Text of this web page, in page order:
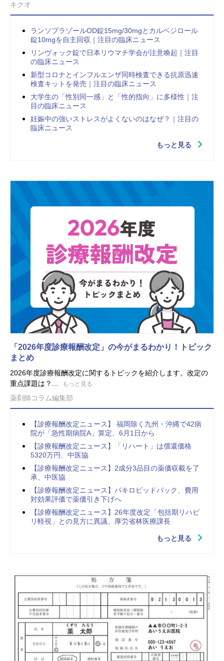
キクオ
ランソプラゾールOD錠15mg/30mgとカルベジロール
錠10mgを自主回収｜注目の臨床ニュース
リンヴォック錠で日本リウマチ学会が注意喚起｜注目
の臨床ニュース
新型コロナとインフルエンザ同時検査できる抗原迅速
検査キットを発売｜注目の臨床ニュース
大学生の「性別同一感」と「性的指向」に多様性｜注
目の臨床ニュース
妊娠中の強いストレスがよくないのはなぜ？｜注目の
臨床ニュース
もっと見る
「2026年度診療報酬改定」の今がまるわかり！トピック
まとめ
2026年度診療報酬改定に関するトピックを紹介します。改定の
重点課題は？...
もっと見る
薬剤師コラム編集部
【診療報酬改定ニュース】 福岡除く九州・沖縄で42病
院が「急性期病院A」算定、6月1日から
【診療報酬改定ニュース】「リハート」は償還価格
5320万円、中医協
【診療報酬改定ニュース】2成分3品目の薬価収載を了
承、中医協
【診療報酬改定ニュース】パキロビッドパック、費用
対効果評価で薬価引き下げへ
【診療報酬改定ニュース】26年度改定「包括期リハビ
リ軽視」との見方に異議、厚労省林医療課長
もっと見る